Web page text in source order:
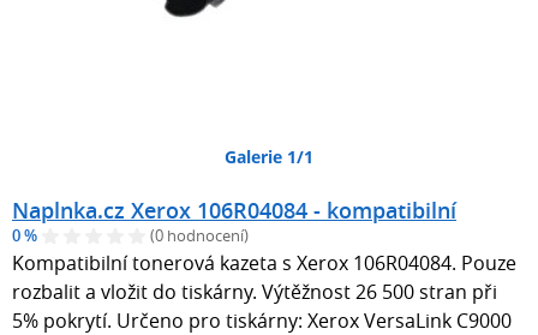
Galerie 1/1
Naplnka.cz Xerox 106R04084 - kompatibilní
0 % (0 hodnocení)
Kompatibilní tonerová kazeta s Xerox 106R04084. Pouze
rozbalit a vložit do tiskárny. Výtěžnost 26 500 stran při
5% pokrytí. Určeno pro tiskárny: Xerox VersaLink C9000